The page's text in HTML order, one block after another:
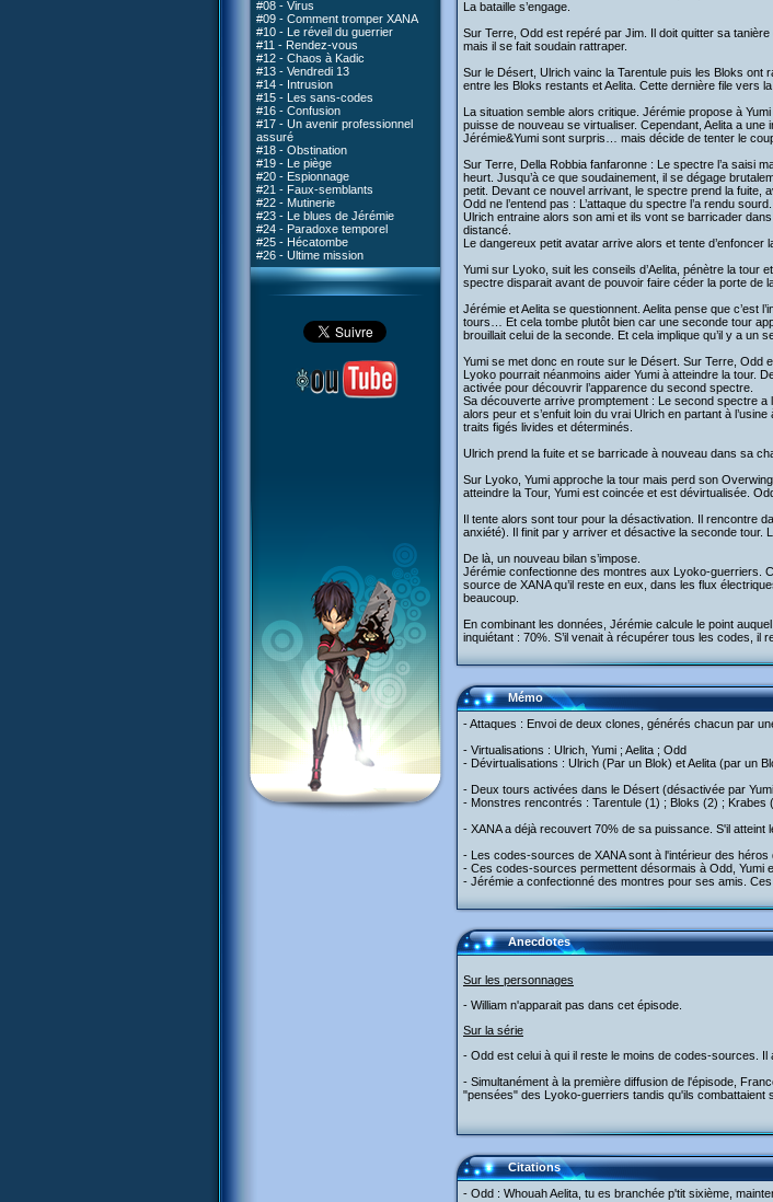
#08 - Virus
#09 - Comment tromper XANA
#10 - Le réveil du guerrier
#11 - Rendez-vous
#12 - Chaos à Kadic
#13 - Vendredi 13
#14 - Intrusion
#15 - Les sans-codes
#16 - Confusion
#17 - Un avenir professionnel
assuré
#18 - Obstination
#19 - Le piège
#20 - Espionnage
#21 - Faux-semblants
#22 - Mutinerie
#23 - Le blues de Jérémie
#24 - Paradoxe temporel
#25 - Hécatombe
#26 - Ultime mission
La bataille s’engage.
Sur Terre, Odd est repéré par Jim. Il doit quitter sa
mais il se fait soudain rattraper.
Sur le Désert, Ulrich vainc la Tarentule puis les Bloks ont
entre les Bloks restants et Aelita. Cette dernière file vers
La situation semble alors critique. Jérémie propose à
puisse de nouveau se virtualiser. Cependant, Aelita a une
Jérémie&Yumi sont surpris… mais décide de tenter le
Sur Terre, Della Robbia fanfaronne : Le spectre l’a saisi
heurt. Jusqu’à ce que soudainement, il se dégage
petit. Devant ce nouvel arrivant, le spectre prend la
Odd ne l’entend pas : L’attaque du spectre l’a rendu sourd.
Ulrich entraine alors son ami et ils vont se barricader
distancé.
Le dangereux petit avatar arrive alors et tente d’enfoncer
Yumi sur Lyoko, suit les conseils d’Aelita, pénètre la tour
spectre disparait avant de pouvoir faire céder la porte de
Jérémie et Aelita se questionnent. Aelita pense que c’est
tours… Et cela tombe plutôt bien car une seconde tour
brouillait celui de la seconde. Et cela implique qu’il y a un
Yumi se met donc en route sur le Désert. Sur Terre, Odd
Lyoko pourrait néanmoins aider Yumi à atteindre la tour.
activée pour découvrir l’apparence du second spectre.
Sa découverte arrive promptement : Le second spectre
alors peur et s’enfuit loin du vrai Ulrich en partant à
traits figés livides et déterminés.
Ulrich prend la fuite et se barricade à nouveau dans sa
Sur Lyoko, Yumi approche la tour mais perd son
atteindre la Tour, Yumi est coincée et est dévirtualisée.
Il tente alors sont tour pour la désactivation. Il rencontre
anxiété). Il finit par y arriver et désactive la seconde tour.
De là, un nouveau bilan s’impose.
Jérémie confectionne des montres aux Lyoko-guerriers.
source de XANA qu’il reste en eux, dans les flux
beaucoup.
En combinant les données, Jérémie calcule le point
inquiétant : 70%. S’il venait à récupérer tous les codes, il
Mémo
- Attaques : Envoi de deux clones, générés chacun par
- Virtualisations : Ulrich, Yumi ; Aelita ; Odd
- Dévirtualisations : Ulrich (Par un Blok) et Aelita (par un
- Deux tours activées dans le Désert (désactivée par
- Monstres rencontrés : Tarentule (1) ; Bloks (2) ; Krabes
- XANA a déjà recouvert 70% de sa puissance. S'il atteint
- Les codes-sources de XANA sont à l'intérieur des
- Ces codes-sources permettent désormais à Odd, Yumi
- Jérémie a confectionné des montres pour ses amis.
Anecdotes
Sur les personnages
- William n'apparait pas dans cet épisode.
Sur la série
- Odd est celui à qui il reste le moins de codes-sources.
- Simultanément à la première diffusion de l'épisode,
"pensées" des Lyoko-guerriers tandis qu'ils
Citations
- Odd : Whouah Aelita, tu es branchée p'tit sixième,